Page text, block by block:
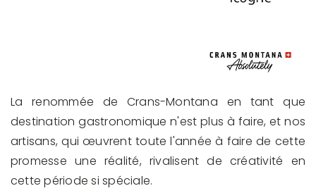
La renommée de Crans-Montana en tant que
destination gastronomique n'est plus à faire, et nos
artisans, qui œuvrent toute l'année à faire de cette
promesse une réalité, rivalisent de créativité en
cette période si spéciale.